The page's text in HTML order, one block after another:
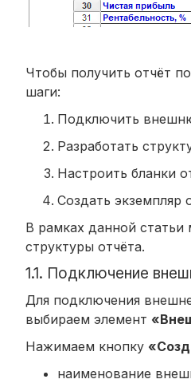
Чтобы получить отчёт
шаги:
Подключить
Разработать
Настроить бланки
Создать экземпляр
В рамках данной
структуры отчёта.
1.1. Подключение
Для подключения
выбираем элемент
Нажимаем кнопку
наименование